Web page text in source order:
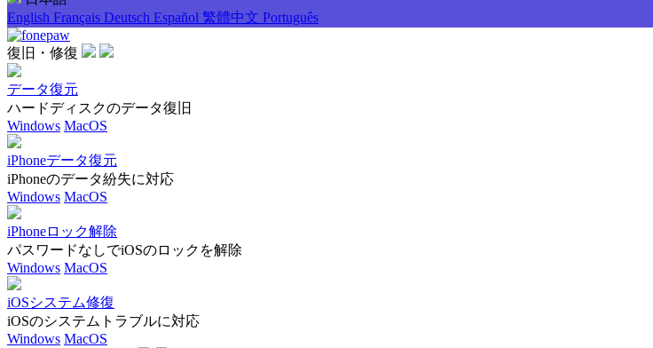
English Français Deutsch Español 繁體中文 Português
復旧・修復
データ復元
ハードディスクのデータ復旧
Windows MacOS
iPhoneデータ復元
iPhoneのデータ紛失に対応
Windows MacOS
iPhoneロック解除
パスワードなしでiOSのロックを解除
Windows MacOS
iOSシステム修復
iOSのシステムトラブルに対応
Windows MacOS